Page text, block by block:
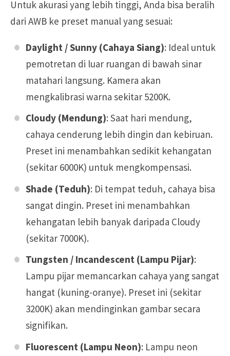
Untuk akurasi yang lebih tinggi, Anda bisa beralih
dari AWB ke preset manual yang sesuai:
Daylight / Sunny (Cahaya Siang): Ideal untuk
pemotretan di luar ruangan di bawah sinar
matahari langsung. Kamera akan
mengkalibrasi warna sekitar 5200K.
Cloudy (Mendung): Saat hari mendung,
cahaya cenderung lebih dingin dan kebiruan.
Preset ini menambahkan sedikit kehangatan
(sekitar 6000K) untuk mengkompensasi.
Shade (Teduh): Di tempat teduh, cahaya bisa
sangat dingin. Preset ini menambahkan
kehangatan lebih banyak daripada Cloudy
(sekitar 7000K).
Tungsten / Incandescent (Lampu Pijar):
Lampu pijar memancarkan cahaya yang sangat
hangat (kuning-oranye). Preset ini (sekitar
3200K) akan mendinginkan gambar secara
signifikan.
Fluorescent (Lampu Neon): Lampu neon